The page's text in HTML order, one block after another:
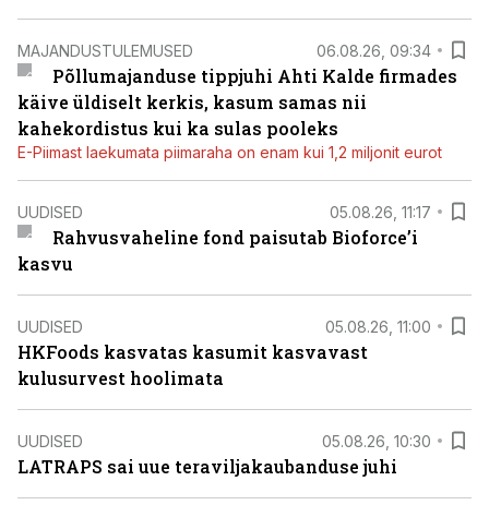
MAJANDUSTULEMUSED 06.08.26, 09:34
Põllumajanduse tippjuhi Ahti Kalde firmades
käive üldiselt kerkis, kasum samas nii
kahekordistus kui ka sulas pooleks
E-Piimast laekumata piimaraha on enam kui 1,2 miljonit eurot
UUDISED 05.08.26, 11:17
Rahvusvaheline fond paisutab Bioforce’i
kasvu
UUDISED 05.08.26, 11:00
HKFoods kasvatas kasumit kasvavast
kulusurvest hoolimata
UUDISED 05.08.26, 10:30
LATRAPS sai uue teraviljakaubanduse juhi